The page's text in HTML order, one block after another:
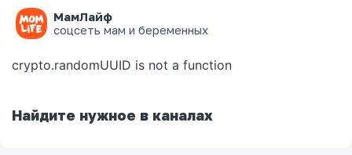
МамЛайф
соцсеть мам и беременных
Ошибка на странице
crypto.randomUUID is not a function
Найдите нужное в каналах